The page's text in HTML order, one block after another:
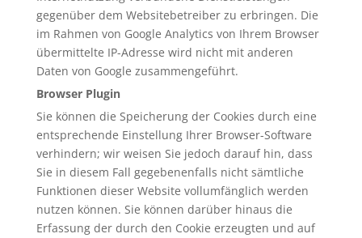
gegenüber dem Websitebetreiber zu erbringen. Die
im Rahmen von Google Analytics von Ihrem Browser
übermittelte IP-Adresse wird nicht mit anderen
Daten von Google zusammengeführt.
Browser Plugin
Sie können die Speicherung der Cookies durch eine
entsprechende Einstellung Ihrer Browser-Software
verhindern; wir weisen Sie jedoch darauf hin, dass
Sie in diesem Fall gegebenenfalls nicht sämtliche
Funktionen dieser Website vollumfänglich werden
nutzen können. Sie können darüber hinaus die
Erfassung der durch den Cookie erzeugten und auf